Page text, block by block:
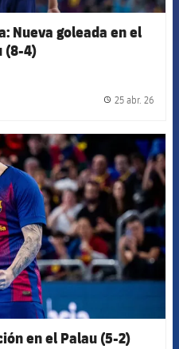
Nueva goleada en el
(8-4)
25 abr. 26
FCB Barcelona badge
en el Palau (5-2)